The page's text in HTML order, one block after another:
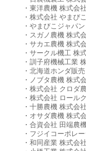
・東洋農機 株式会社
・株式会社 やまびこ
・やまびこジャパ
・スガノ農機 株式
・サカエ農機 株式
・サークル機工 株
・訓子府機械工業
・北海道ホンダ販
・ノブタ農機 株式
・株式会社 クロダ
・株式会社 ロール
・十勝農機 株式会社
・オサダ農機 株式
・合資会社 田端農
・フジイコーポレ
・和同産業 株式会社